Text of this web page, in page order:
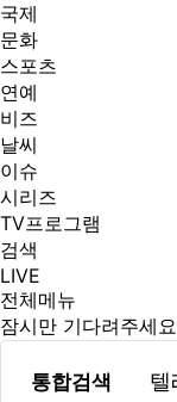
국제
문화
스포츠
연예
비즈
날씨
이슈
시리즈
TV프로그램
검색
LIVE
전체메뉴
잠시만 기다려주세요
통합검색